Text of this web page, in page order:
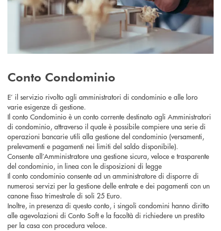
Conto Condominio
E’ il servizio rivolto agli amministratori di condominio e alle loro
varie esigenze di gestione.
Il conto Condominio è un conto corrente destinato agli Amministratori
di condominio, attraverso il quale è possibile compiere una serie di
operazioni bancarie utili alla gestione del condominio (versamenti,
prelevamenti e pagamenti nei limiti del saldo disponibile).
Consente all’Amministratore una gestione sicura, veloce e trasparente
del condominio, in linea con le disposizioni di legge
Il conto condominio consente ad un amministratore di disporre di
numerosi servizi per la gestione delle entrate e dei pagamenti con un
canone fisso trimestrale di soli 25 Euro.
Inoltre, in presenza di questo conto, i singoli condomini hanno diritto
alle agevolazioni di Conto Soft e la facoltà di richiedere un prestito
per la casa con procedura veloce.